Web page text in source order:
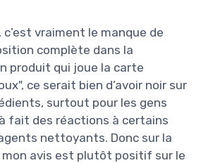
vraiment le manque de
complète dans la
produit qui joue la carte
ce serait bien d’avoir noir sur
surtout pour les gens
fait des réactions à certains
nettoyants. Donc sur la
avis est plutôt positif sur le